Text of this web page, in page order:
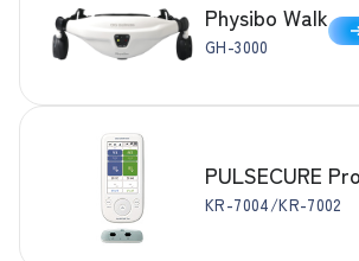
Physibo Walk
GH-3000
PULSECURE Pro
KR-7004/KR-7002